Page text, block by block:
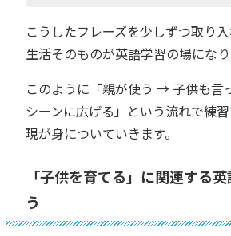
こうしたフレーズを少しずつ取り
生活そのものが英語学習の場になり
このように「親が使う → 子供も言
シーンに広げる」という流れで練
現が身についていきます。
「子供を育てる」に関連する
う